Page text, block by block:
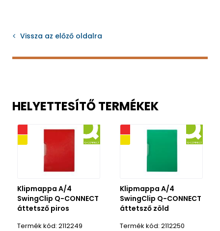
Vissza az előző oldalra
HELYETTESÍTŐ TERMÉKEK
Klipmappa A/4
SwingClip Q-CONNECT
áttetsző piros
2112249
Akciós
Kifutó termék
Klipmappa A/4
SwingClip Q-CONNECT
áttetsző zöld
2112250